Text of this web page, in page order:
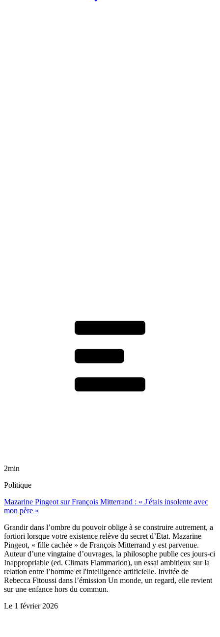
2min
Politique
Mazarine Pingeot sur François Mitterrand : « J'étais insolente avec
mon père »
Grandir dans l’ombre du pouvoir oblige à se construire autrement, a
fortiori lorsque votre existence relève du secret d’Etat. Mazarine
Pingeot, « fille cachée » de François Mitterrand y est parvenue.
Auteur d’une vingtaine d’ouvrages, la philosophe publie ces jours-ci
Inappropriable (ed. Climats Flammarion), un essai ambitieux sur la
relation entre l’homme et l'intelligence artificielle. Invitée de
Rebecca Fitoussi dans l’émission Un monde, un regard, elle revient
sur une enfance hors du commun.
Le 1 février 2026